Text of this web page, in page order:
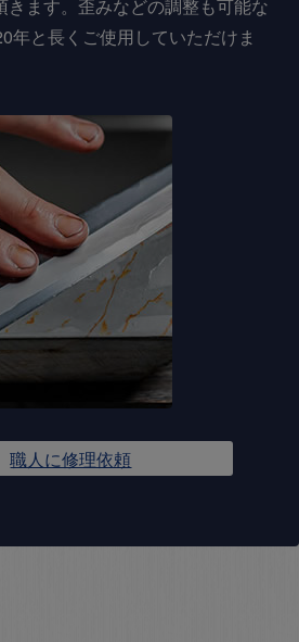
きます。歪みなどの調整も可能な
年と長くご使用していただけま
職人に修理依頼